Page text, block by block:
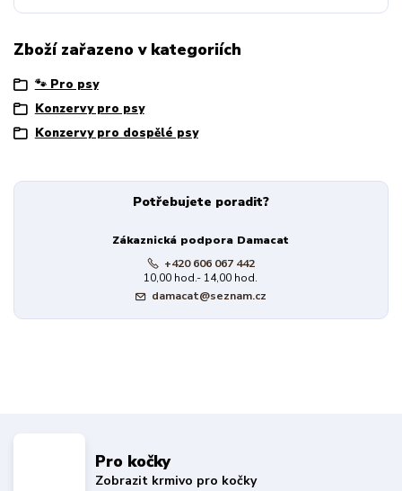
Zboží zařazeno v kategoriích
🐾 Pro psy
Konzervy pro psy
Konzervy pro dospělé psy
Potřebujete poradit?
Zákaznická podpora Damacat
+420 606 067 442
10,00 hod.- 14,00 hod.
damacat@seznam.cz
Pro kočky
Zobrazit krmivo pro kočky